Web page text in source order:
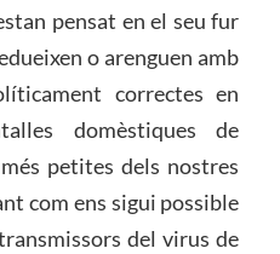
pensat en el seu fur
o arenguen amb
correctes en
domèstiques de
petites dels nostres
com ens sigui possible
del virus de